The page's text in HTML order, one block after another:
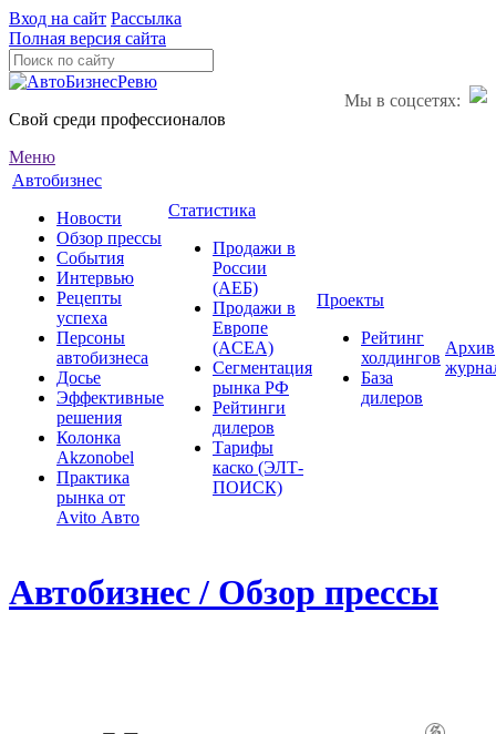
Вход на сайт Рассылка
Полная версия сайта
Мы в соцсетях:
Свой среди профессионалов
Меню
Автобизнес
Новости
Обзор прессы
События
Интервью
Рецепты
успеха
Персоны
автобизнеса
Досье
Эффективные
решения
Колонка
Akzonobel
Практика
рынка от
Аvito Авто
Статистика
Продажи в
России
(АЕБ)
Продажи в
Европе
(ACEA)
Сегментация
рынка РФ
Рейтинги
дилеров
Тарифы
каско (ЭЛТ-
ПОИСК)
Проекты
Рейтинг
холдингов
База
дилеров
Архив
Автобизнес / Обзор прессы